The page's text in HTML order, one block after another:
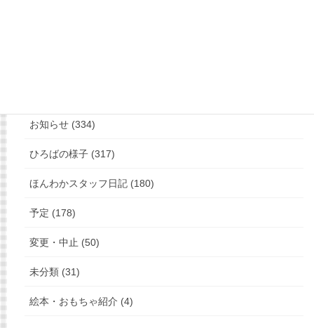
お知らせ (334)
ひろばの様子 (317)
ほんわかスタッフ日記 (180)
予定 (178)
変更・中止 (50)
未分類 (31)
絵本・おもちゃ紹介 (4)